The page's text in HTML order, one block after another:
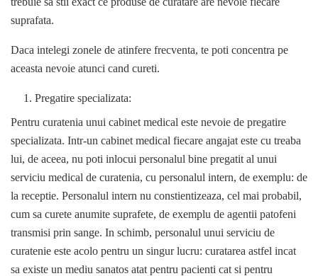
suprafata.
Daca intelegi zonele de atinfere frecventa, te poti concentra pe
aceasta nevoie atunci cand cureti.
Pregatire specializata:
Pentru curatenia unui cabinet medical este nevoie de pregatire
specializata. Intr-un cabinet medical fiecare angajat este cu treaba
lui, de aceea, nu poti inlocui personalul bine pregatit al unui
serviciu medical de curatenia, cu personalul intern, de exemplu: de
la receptie. Personalul intern nu constientizeaza, cel mai probabil,
cum sa curete anumite suprafete, de exemplu de agentii patofeni
transmisi prin sange. In schimb, personalul unui serviciu de
curatenie este acolo pentru un singur lucru: curatarea astfel incat
sa existe un mediu sanatos atat pentru pacienti cat si pentru